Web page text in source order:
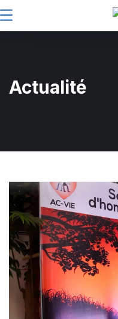
Actualité